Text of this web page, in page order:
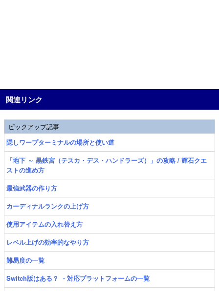
関連リンク
ピックアップ記事
隠しワープターミナルの場所と使い道
「地下 ～ 黒鉄宮（テスカ・デス・ハンドラーズ）」の攻略 / 輝石クエ
ストの進め方
最強武器の作り方
カーディナルランクの上げ方
使用アイテムの入れ替え方
レベル上げの効率的なやり方
難易度の一覧
Switch版はある？ ・対応プラットフォームの一覧